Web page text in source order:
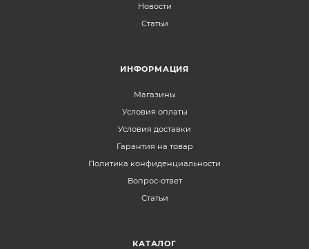
Новости
Статьи
ИНФОРМАЦИЯ
Магазины
Условия оплаты
Условия доставки
Гарантия на товар
Политика конфиденциальности
Вопрос-ответ
Статьи
КАТАЛОГ